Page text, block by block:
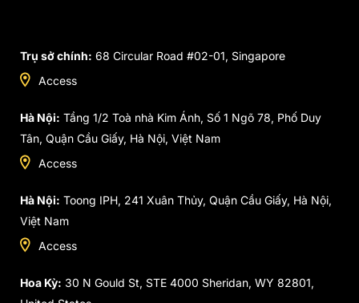
Trụ sở chính: 68 Circular Road #02-01, Singapore
Access
Hà Nội: Tầng 1/2 Toà nhà Kim Ánh, Số 1 Ngõ 78, Phố Duy
Tân, Quận Cầu Giấy, Hà Nội, Việt Nam
Access
Hà Nội: Toong IPH, 241 Xuân Thủy, Quận Cầu Giấy, Hà Nội,
Việt Nam
Access
Hoa Kỳ: 30 N Gould St, STE 4000 Sheridan, WY 82801,